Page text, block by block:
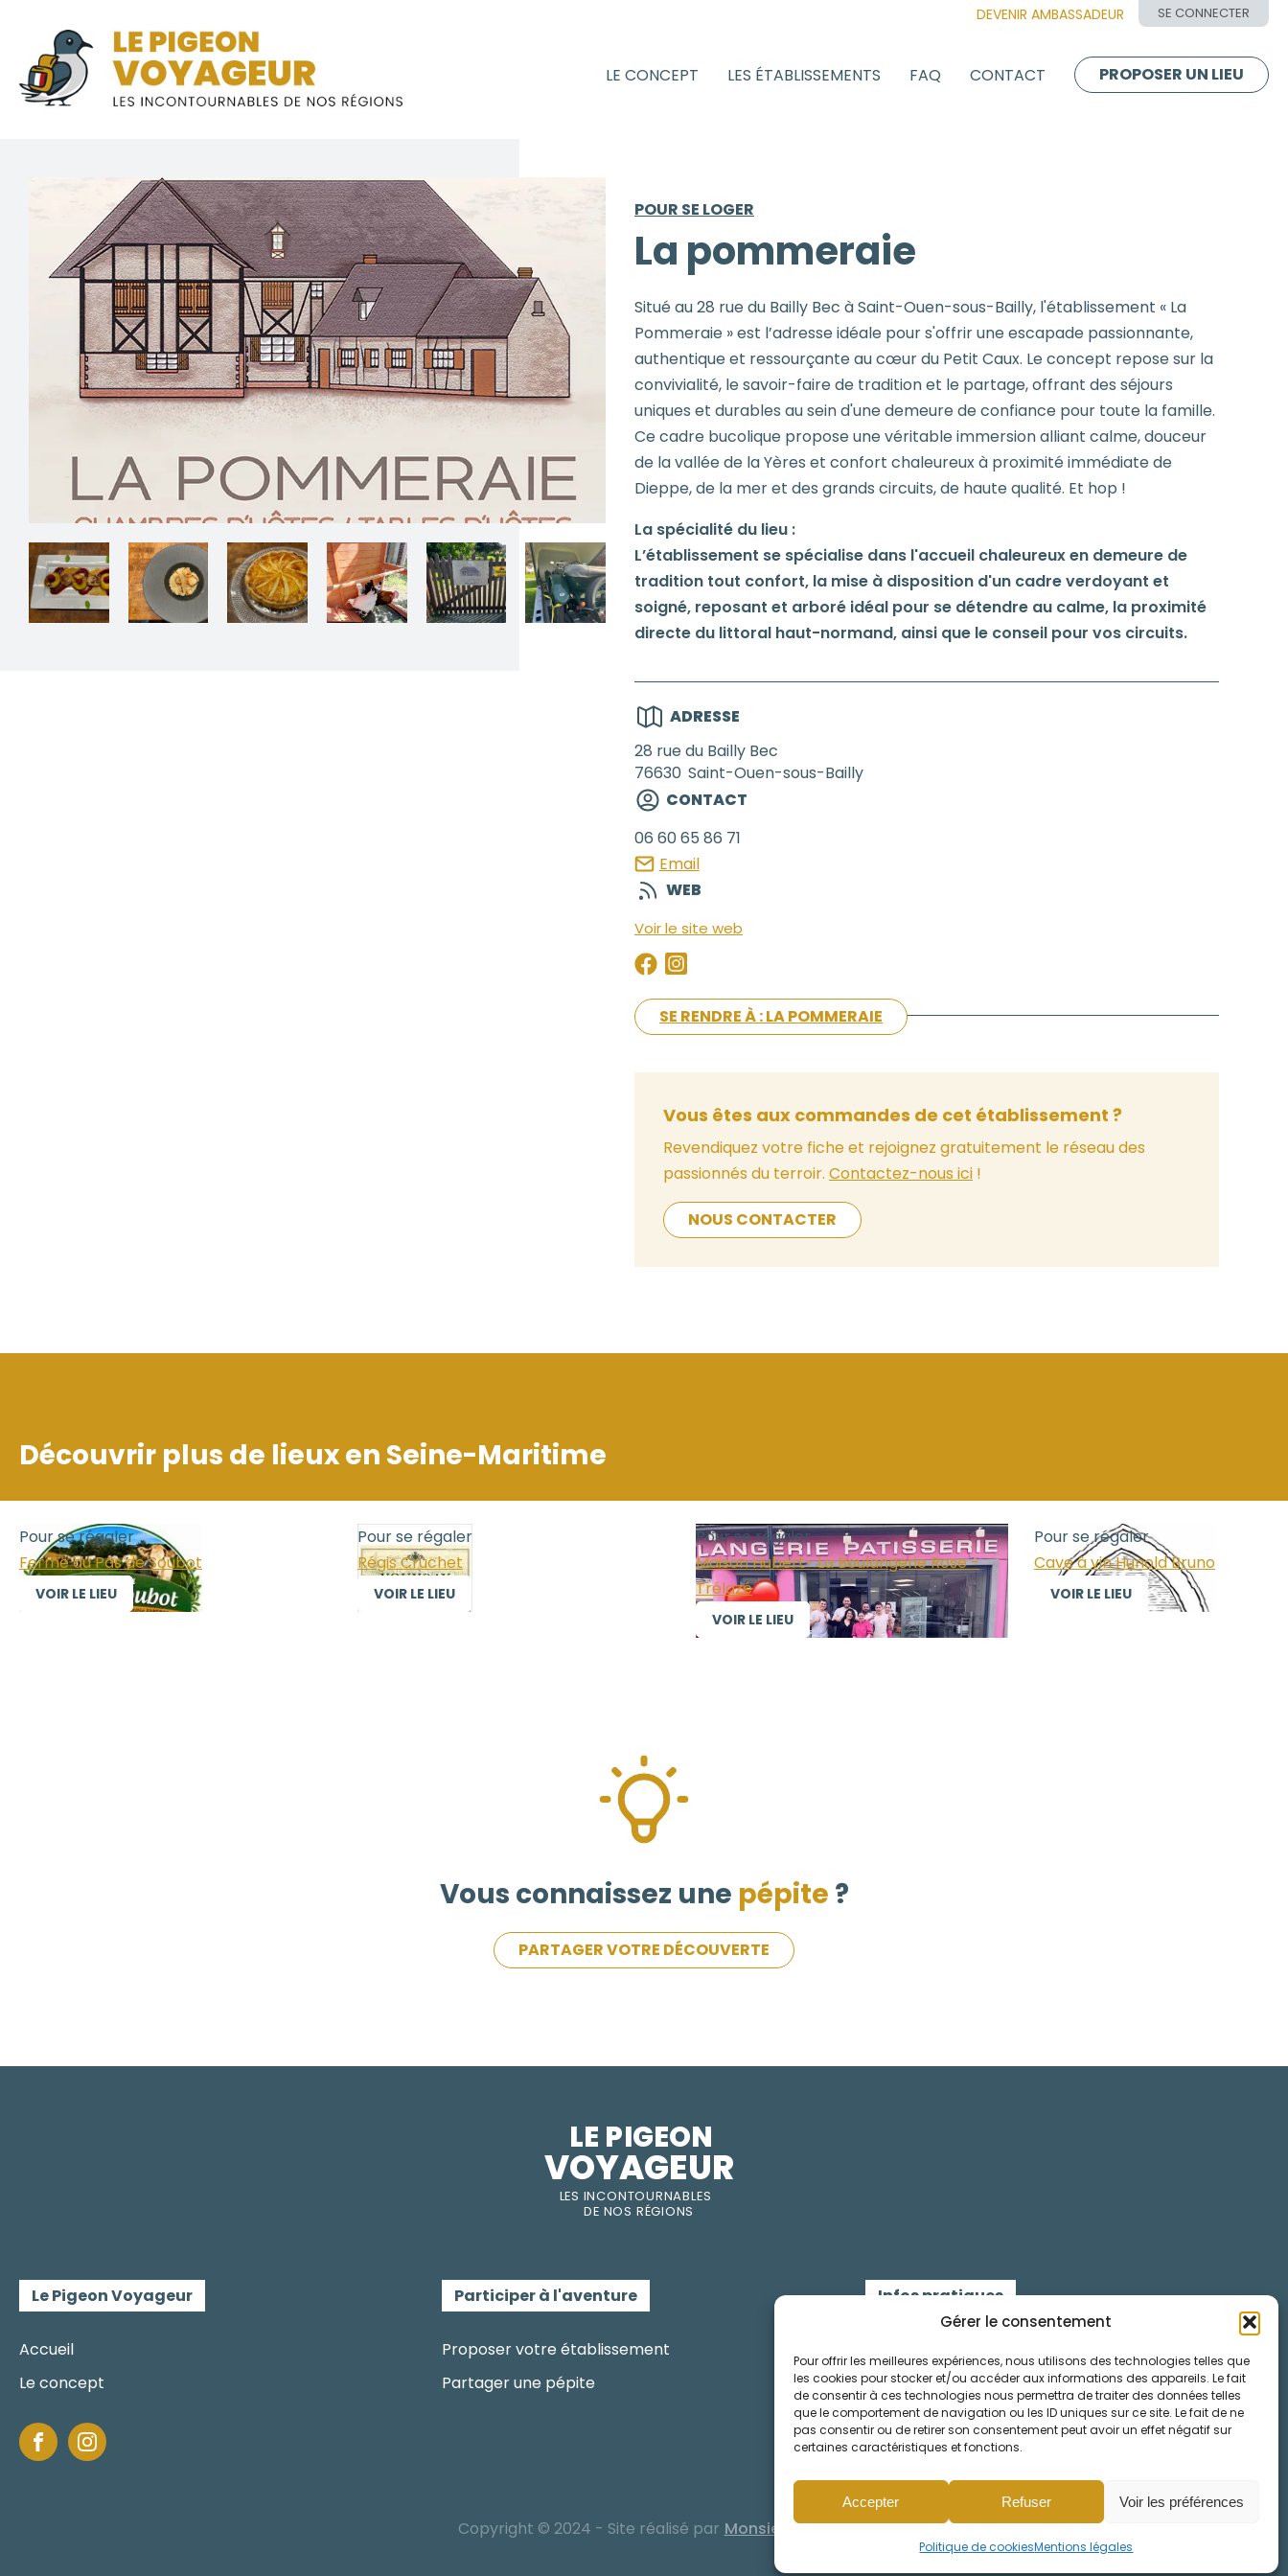
Gérer le consentement
Pour offrir les meilleures expériences, nous utilisons des technologies telles que
les cookies pour stocker et/ou accéder aux informations des appareils. Le fait
de consentir à ces technologies nous permettra de traiter des données telles
que le comportement de navigation ou les ID uniques sur ce site. Le fait de ne
pas consentir ou de retirer son consentement peut avoir un effet négatif sur
certaines caractéristiques et fonctions.
Accepter Refuser Voir les préférences
Politique de cookiesMentions légales
DEVENIR AMBASSADEUR SE CONNECTER
LE CONCEPT LES ÉTABLISSEMENTS FAQ CONTACT PROPOSER UN LIEU
POUR SE LOGER
La pommeraie
Situé au 28 rue du Bailly Bec à Saint-Ouen-sous-Bailly, l'établissement « La
Pommeraie » est l’adresse idéale pour s'offrir une escapade passionnante,
authentique et ressourçante au cœur du Petit Caux. Le concept repose sur la
convivialité, le savoir-faire de tradition et le partage, offrant des séjours
uniques et durables au sein d'une demeure de confiance pour toute la famille.
Ce cadre bucolique propose une véritable immersion alliant calme, douceur
de la vallée de la Yères et confort chaleureux à proximité immédiate de
Dieppe, de la mer et des grands circuits, de haute qualité. Et hop !
La spécialité du lieu :
L’établissement se spécialise dans l'accueil chaleureux en demeure de
tradition tout confort, la mise à disposition d'un cadre verdoyant et
soigné, reposant et arboré idéal pour se détendre au calme, la proximité
directe du littoral haut-normand, ainsi que le conseil pour vos circuits.
ADRESSE
28 rue du Bailly Bec
76630 Saint-Ouen-sous-Bailly
CONTACT
06 60 65 86 71
Email
WEB
Voir le site web
SE RENDRE À : LA POMMERAIE
Vous êtes aux commandes de cet établissement ?
Revendiquez votre fiche et rejoignez gratuitement le réseau des
passionnés du terroir. Contactez-nous ici !
NOUS CONTACTER
Découvrir plus de lieux en Seine-Maritime
Pour se régaler
Ferme du Pas de Soubot
VOIR LE LIEU
Pour se régaler
Régis Cruchet
VOIR LE LIEU
Pour se régaler
Maison Hubert- La Boulangerie Rose -
Trélazé
VOIR LE LIEU
Pour se régaler
Cave à vin Hunold Bruno
VOIR LE LIEU
Vous connaissez une pépite ?
PARTAGER VOTRE DÉCOUVERTE
LES INCONTOURNABLES
DE NOS RÉGIONS
LE PIGEON
VOYAGEUR
Le Pigeon Voyageur
Accueil
Le concept
Participer à l'aventure
Proposer votre établissement
Partager une pépite
Infos pratiques
Mentions légales
Cookies
Copyright © 2024 - Site réalisé par Monsieurcom